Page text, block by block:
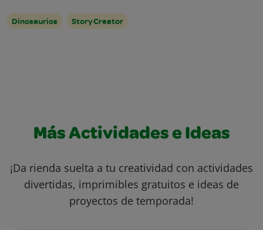
Dinosaurios Story Creator
Más Actividades e Ideas
¡Da rienda suelta a tu creatividad con actividades
divertidas, imprimibles gratuitos e ideas de
proyectos de temporada!